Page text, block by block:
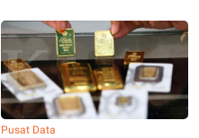
Pusat Data